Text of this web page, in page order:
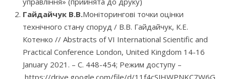
Гайдайчук В.В.Моніторингові точки оцінки
технічного стану споруд / В.В. Гайдайчук, К.Е.
Котенко // Abstracts of VI International Scientific and
Practical Conference London, United Kingdom 14-16
January 2021. – С. 448-454; Режим доступу –